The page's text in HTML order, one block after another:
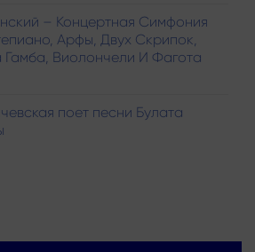
– Концертная Симфония
Арфы, Двух Скрипок,
Виолончели И Фагота
поет песни Булата